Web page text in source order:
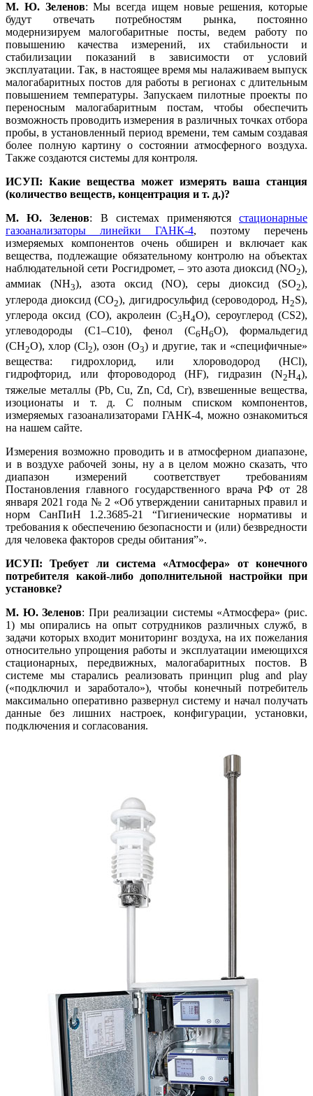
М. Ю. Зеленов: Мы всегда ищем новые решения, которые
будут отвечать потребностям рынка, постоянно
модернизируем малогобаритные посты, ведем работу по
повышению качества измерений, их стабильности и
стабилизации показаний в зависимости от условий
эксплуатации. Так, в настоящее время мы налаживаем выпуск
малогабаритных постов для работы в регионах с длительным
повышением температуры. Запускаем пилотные проекты по
переносным малогабаритным постам, чтобы обеспечить
возможность проводить измерения в различных точках отбора
пробы, в установленный период времени, тем самым создавая
более полную картину о состоянии атмосферного воздуха.
Также создаются системы для контроля.
ИСУП: Какие вещества может измерять ва­ша станция
(количество веществ, концентрация и т. д.)?
М. Ю. Зеленов: В системах применяютсястационарные
газоанализаторы линейки ГАНК-4, поэтому перечень
измеряемых компонентов очень обширен и включает как
вещества, подлежащие обязательному контролю на объектах
наблюдательной се­ти Росгидромет, – это азота диоксид (NO2),
аммиак (NH3), азота оксид (NO), се­ры диоксид (SO2),
углерода диоксид (CO2), дигидросульфид (сероводород, H2S),
углерода оксид (CO), акролеин (С3H4O), сероуглерод (СS2),
углеводороды (С1–С10), фенол (C6H6O), формальдегид
(CH2O), хлор (Cl2), озон (O3) и другие, так и «специфичные»
вещества: гидрохлорид, или хлороводород (HCl),
гидрофторид, или фтороводород (НF), гидразин (N2H4),
тяжелые металлы (Pb, Cu, Zn, Cd, Cr), взвешенные вещества,
изоционаты и т. д. С полным списком компонентов,
измеряемых газоанализаторами ГАНК‑4, можно ознакомиться
на нашем сайте.
Измерения возможно проводить и в атмосферном диапазоне,
и в воздухе рабочей зо­ны, ну а в целом можно сказать, что
диапазон измерений соответствует требованиям
Постановления главного государственного врача РФ от 28
января 2021 го­да № 2 «Об утверждении санитарных правил и
норм ­СанПиН 1.2.3685‑21 “Гигиенические нормативы и
требования к обеспечению безопасности и (или) безвредности
для человека факторов среды обитания”».
ИСУП: Требует ли система «Атмосфера» от конечного
потребителя какой-либо дополнительной настройки при
установке?
М. Ю. Зеленов: При реализации системы «Атмосфера» (рис.
1) мы опирались на опыт сотрудников различных служб, в
задачи которых входит мониторинг воздуха, на их пожелания
относительно упрощения работы и эксплуатации имеющихся
стационарных, передвижных, малогабаритных постов. В
системе мы старались реализовать принцип plug and play
(«подключил и заработало»), чтобы конечный потребитель
максимально оперативно развернул систему и начал получать
данные без лишних настроек, конфигурации, установки,
подключения и согласования.